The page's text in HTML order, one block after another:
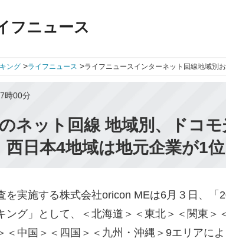
フニュース
ング >ライフニュース >ライフニュースインターネット回線地域別
時00分
ネット回線 地域別、ドコ
西日本4地域は地元企業が1
実施する株式会社oricon MEは6月３日、「
ング」として、＜北海道＞＜東北＞＜関東＞
＜中国＞＜四国＞＜九州・沖縄＞9エリアに